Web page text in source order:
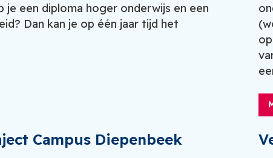
je een diploma hoger onderwijs en een
Dan kan je op één jaar tijd het
Campus Diepenbeek